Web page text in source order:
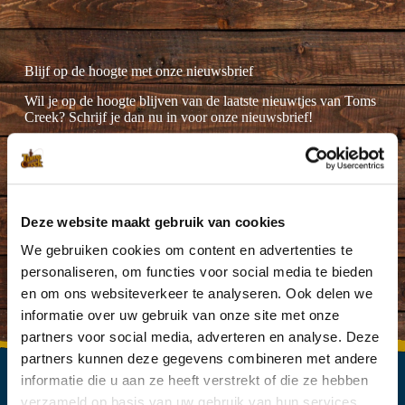
Deze website maakt gebruik van cookies
We gebruiken cookies om content en advertenties te
personaliseren, om functies voor social media te bieden
en om ons websiteverkeer te analyseren. Ook delen we
informatie over uw gebruik van onze site met onze
partners voor social media, adverteren en analyse. Deze
partners kunnen deze gegevens combineren met andere
informatie die u aan ze heeft verstrekt of die ze hebben
Blijf op de hoogte met onze nieuwsbrief
Wil je op de hoogte blijven van de laatste nieuwtjes van Toms
Creek? Schrijf je dan nu in voor onze nieuwsbrief!
Ik ga akkoord met deprivacyverklaring.(Vereist)